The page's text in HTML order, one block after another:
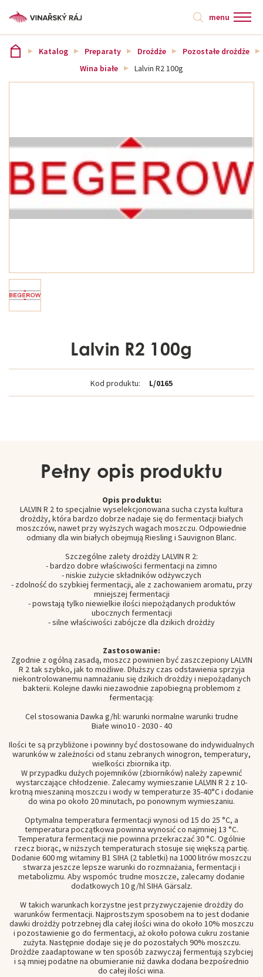
menu
Katalog Preparaty Drożdże
Pozostałe drożdże
Wina białe
Lalvin R2 100g
Lalvin R2 100g
Kod produktu: L/0165
Pełny opis produktu
Opis produktu:
LALVIN R 2 to specjalnie wyselekcjonowana sucha czysta kultura
drożdży, która bardzo dobrze nadaje się do fermentacji białych
moszczów, nawet przy wyższych wagach moszczu. Odpowiednie
odmiany dla win białych obejmują Riesling i Sauvignon Blanc.
Szczególne zalety drożdży LALVIN R 2:
- bardzo dobre właściwości fermentacji na zimno
- niskie zużycie składników odżywczych
- zdolność do szybkiej fermentacji, ale z zachowaniem aromatu, przy
mniejszej fermentacji
- powstają tylko niewielkie ilości niepożądanych produktów
ubocznych fermentacji
- silne właściwości zabójcze dla dzikich drożdży
Zastosowanie:
Zgodnie z ogólną zasadą, moszcz powinien być zaszczepiony LALVIN
R 2 tak szybko, jak to możliwe. Dłuższy czas odstawienia sprzyja
niekontrolowanemu namnażaniu się dzikich drożdży i niepożądanych
bakterii. Kolejne dawki niezawodnie zapobiegną problemom z
fermentacją:
Cel stosowania Dawka g/hl: warunki normalne warunki trudne
Białe wino10 - 2030 - 40
Ilości te są przybliżone i powinny być dostosowane do indywidualnych
warunków w zależności od stanu zebranych winogron, temperatury,
wielkości zbiornika itp.
W przypadku dużych pojemników (zbiorników) należy zapewnić
wystarczające chłodzenie. Zalecamy wymieszanie LALVIN R 2 z 10-
krotną mieszaniną moszczu i wody w temperaturze 35-40°C i dodanie
do wina po około 20 minutach, po ponownym wymieszaniu.
Optymalna temperatura fermentacji wynosi od 15 do 25 °C, a
temperatura początkowa powinna wynosić co najmniej 13 °C.
Temperatura fermentacji nie powinna przekraczać 30 °C. Ogólnie
rzecz biorąc, w niższych temperaturach stosuje się większą partię.
Dodanie 600 mg witaminy B1 SIHA (2 tabletki) na 1000 litrów moszczu
stwarza jeszcze lepsze warunki do rozmnażania, fermentacji i
metabolizmu. Aby wspomóc trudne moszcze, zalecamy dodanie
dodatkowych 10 g/hl SIHA Gärsalz.
W takich warunkach korzystne jest przyzwyczajenie drożdży do
warunków fermentacji. Najprostszym sposobem na to jest dodanie
dawki drożdży potrzebnej dla całej ilości wina do około 10% moszczu
i pozostawienie go do fermentacji, aż około połowa cukru zostanie
zużyta. Następnie dodaje się je do pozostałych 90% moszczu.
Drożdże zaadaptowane w ten sposób zazwyczaj fermentują szybciej
i są mniej podatne na obumieranie niż dawka dodana bezpośrednio
do całej ilości wina.